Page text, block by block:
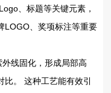
、标题等关键元素，
LOGO、奖项标注等重要
线固化，形成局部高
比。 这种工艺能有效引